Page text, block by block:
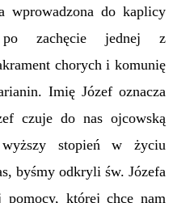
wprowadzona do kaplicy
po zachęcie jednej z
chorych i komunię
Imię Józef oznacza
czuje do nas ojcowską
stopień w życiu
byśmy odkryli św. Józefa
pomocy, której chce nam